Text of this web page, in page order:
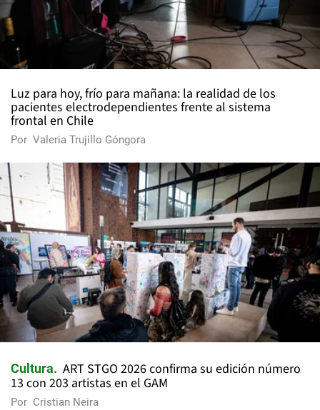
Luz para hoy, frío para mañana: la realidad de los
pacientes electrodependientes frente al sistema
frontal en Chile
Por Valeria Trujillo Góngora
Cultura
ART STGO 2026 confirma su edición número
13 con 203 artistas en el GAM
Por Cristian Neira